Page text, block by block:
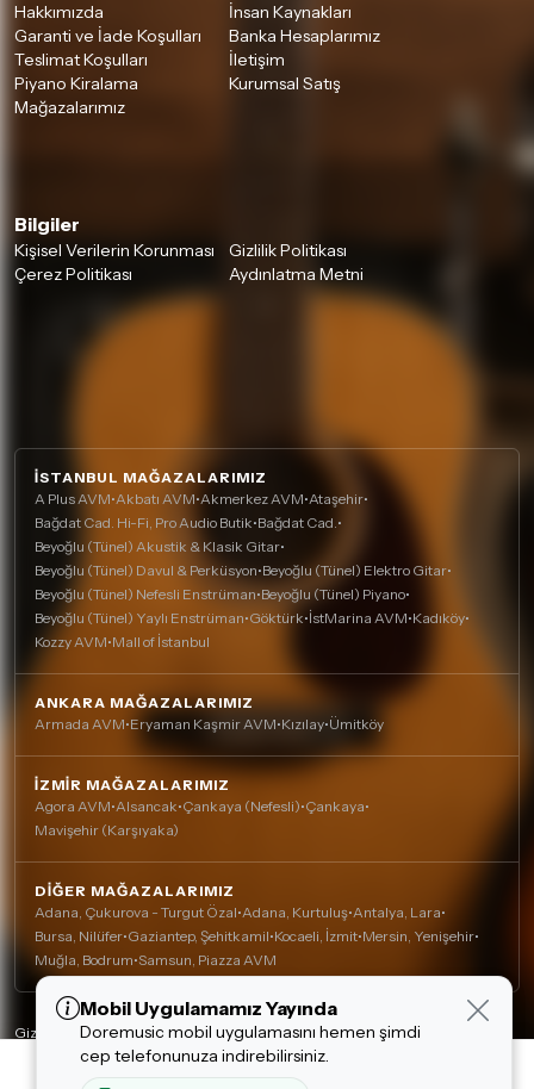
8,998.00 TL13,496.00 TL
Hakkımızda
İnsan Kaynakları
Garanti ve İade Koşulları
Banka Hesaplarımız
Teslimat Koşulları
İletişim
Piyano Kiralama
Kurumsal Satış
Mağazalarımız
Bilgiler
Kişisel Verilerin Korunması
Gizlilik Politikası
Çerez Politikası
Aydınlatma Metni
İSTANBUL MAĞAZALARIMIZ
A Plus AVM•Akbatı AVM•Akmerkez AVM•Ataşehir•
Bağdat Cad. Hi-Fi, Pro Audio Butik•Bağdat Cad.•
Beyoğlu (Tünel) Akustik & Klasik Gitar•
Beyoğlu (Tünel) Davul & Perküsyon•Beyoğlu (Tünel) Elektro Gitar•
Beyoğlu (Tünel) Nefesli Enstrüman•Beyoğlu (Tünel) Piyano•
Beyoğlu (Tünel) Yaylı Enstrüman•Göktürk•İstMarina AVM•Kadıköy•
Kozzy AVM•Mall of İstanbul
ANKARA MAĞAZALARIMIZ
Armada AVM•Eryaman Kaşmir AVM•Kızılay•Ümitköy
İZMIR MAĞAZALARIMIZ
Agora AVM•Alsancak•Çankaya (Nefesli)•Çankaya•
Mavişehir (Karşıyaka)
DIĞER MAĞAZALARIMIZ
Adana, Çukurova - Turgut Özal•Adana, Kurtuluş•Antalya, Lara•
Bursa, Nilüfer•Gaziantep, Şehitkamil•Kocaeli, İzmit•Mersin, Yenişehir•
Muğla, Bodrum•Samsun, Piazza AVM
Gizlilik Politikası
Çerez Politikası
Kişisel Verilerin Korunması
Çerez Kullanımı
Alışveriş deneyiminizi iyileştirmek için yasal
düzenlemelere uygun çerezler (cookie)
kullanıyoruz. Detaylı bilgiyeÇerez Politikası
Mobil Uygulamamız Yayında
Doremusic mobil uygulamasını hemen şimdi
cep telefonunuza indirebilirsiniz.